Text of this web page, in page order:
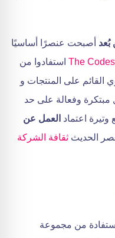
بُعد أصبحت عنصرًا أساسيًا
The استفادوا من
القائم على المنتجات و
مبتكرة وفعالة على حد
العمل عن
الحديث ثقافة الشركة
من مجموعة